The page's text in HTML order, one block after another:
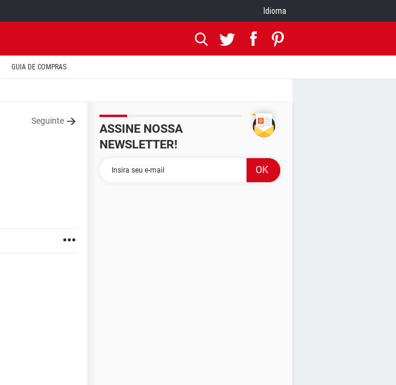
Idioma
GUIA DE COMPRAS
Seguinte
ASSINE NOSSA
NEWSLETTER!